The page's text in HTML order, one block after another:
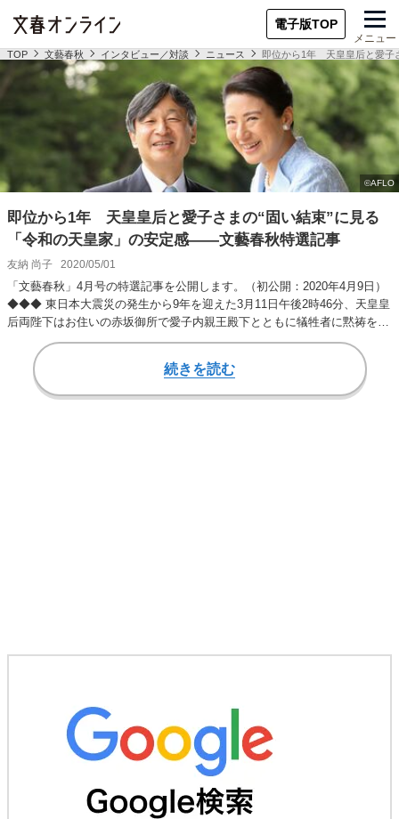
電子版TOP
メニュー
TOP 文藝春秋 インタビュー／対談 ニュース 即位から1年 天皇皇后と愛子
即位から1年 天皇皇后と愛子さまの“固い結束”に見る
「令和の天皇家」の安定感――文藝春秋特選記事
友納 尚子 2020/05/01
「文藝春秋」4月号の特選記事を公開します。（初公開：2020年4月9日）
◆◆◆ 東日本大震災の発生から9年を迎えた3月11日午後2時46分、天皇皇
后両陛下はお住いの赤坂御所で愛子内親王殿下とともに犠牲者に黙祷を捧
続きを読む